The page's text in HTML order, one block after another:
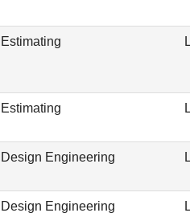
Estimating
Estimating
Design Engineering
Design Engineering